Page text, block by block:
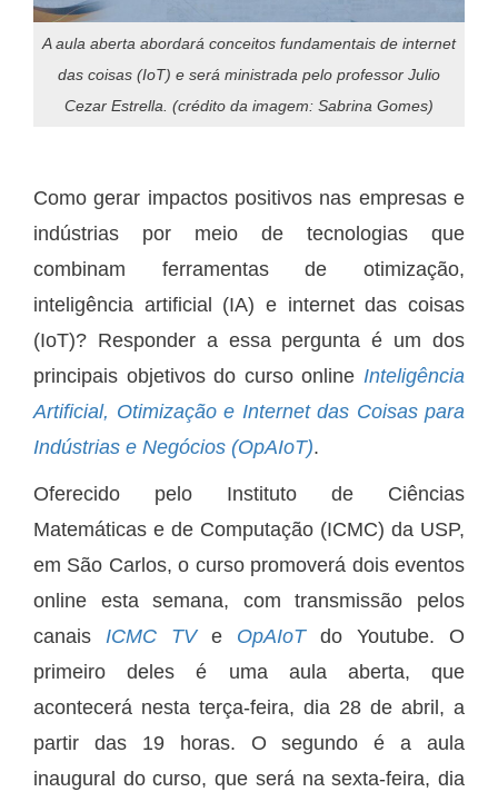
A aula aberta abordará conceitos fundamentais de internet
das coisas (IoT) e será ministrada pelo professor Julio
Cezar Estrella. (crédito da imagem: Sabrina Gomes)
Como gerar impactos positivos nas empresas e
indústrias por meio de tecnologias que
combinam ferramentas de otimização,
inteligência artificial (IA) e internet das coisas
(IoT)? Responder a essa pergunta é um dos
principais objetivos do curso online Inteligência
Artificial, Otimização e Internet das Coisas para
Indústrias e Negócios (OpAIoT).
Oferecido pelo Instituto de Ciências
Matemáticas e de Computação (ICMC) da USP,
em São Carlos, o curso promoverá dois eventos
online esta semana, com transmissão pelos
canais ICMC TVe OpAIoTdo Youtube. O
primeiro deles é uma aula aberta, que
acontecerá nesta terça-feira, dia 28 de abril, a
partir das 19 horas. O segundo é a aula
inaugural do curso, que será na sexta-feira, dia